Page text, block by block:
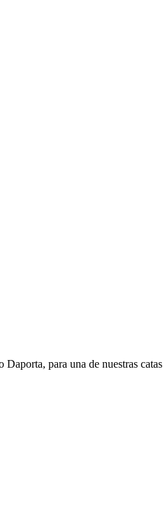
para una de nuestras catas